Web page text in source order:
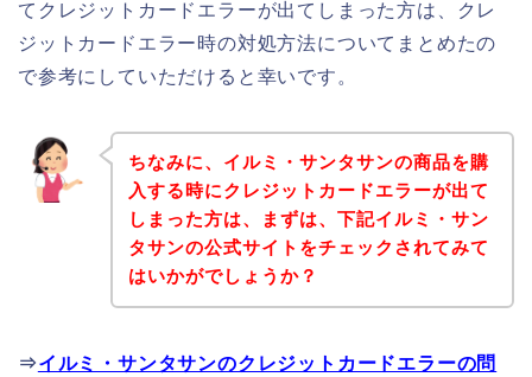
てクレジットカードエラーが出てしまった方は、クレ
ジットカードエラー時の対処方法についてまとめたの
で参考にしていただけると幸いです。
ちなみに、イルミ・サンタサンの商品を購
入する時にクレジットカードエラーが出て
しまった方は、まずは、下記イルミ・サン
タサンの公式サイトをチェックされてみて
はいかがでしょうか？
⇒イルミ・サンタサンのクレジットカードエラーの問